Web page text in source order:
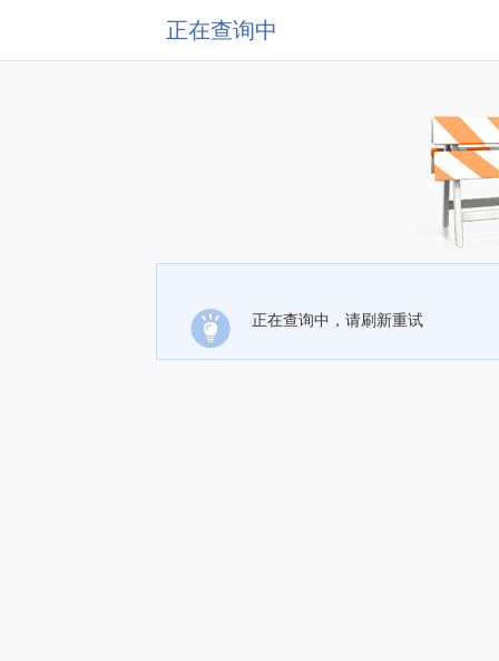
正在查询中
正在查询中，请刷新重试